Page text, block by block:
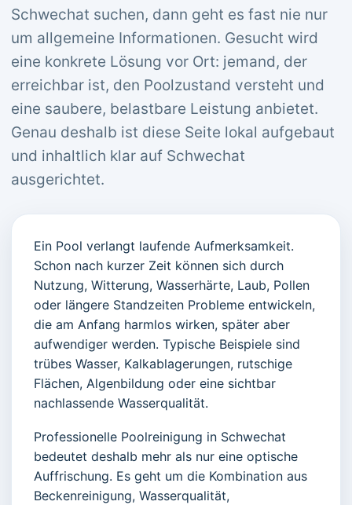
Schwechat suchen, dann geht es fast nie nur
um allgemeine Informationen. Gesucht wird
eine konkrete Lösung vor Ort: jemand, der
erreichbar ist, den Poolzustand versteht und
eine saubere, belastbare Leistung anbietet.
Genau deshalb ist diese Seite lokal aufgebaut
und inhaltlich klar auf Schwechat
ausgerichtet.
Ein Pool verlangt laufende Aufmerksamkeit.
Schon nach kurzer Zeit können sich durch
Nutzung, Witterung, Wasserhärte, Laub, Pollen
oder längere Standzeiten Probleme entwickeln,
die am Anfang harmlos wirken, später aber
aufwendiger werden. Typische Beispiele sind
trübes Wasser, Kalkablagerungen, rutschige
Flächen, Algenbildung oder eine sichtbar
nachlassende Wasserqualität.
Professionelle Poolreinigung in Schwechat
bedeutet deshalb mehr als nur eine optische
Auffrischung. Es geht um die Kombination aus
Beckenreinigung, Wasserqualität,